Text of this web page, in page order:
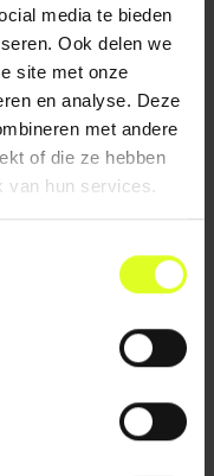
media te bieden
Ook delen we
site met onze
en analyse. Deze
met andere
of die ze hebben
van hun services.
Hoe kun je als
functies)
leerlingen
LEES VERDER